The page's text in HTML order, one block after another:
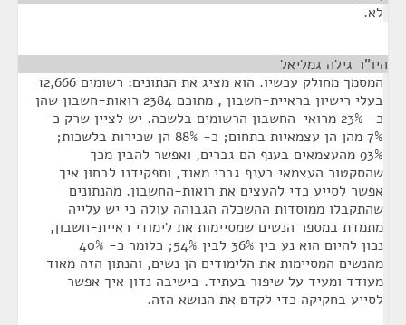
לא.
היו"ר גילה גמליאל
המסמך מחולק עכשיו. הוא מציג את הנתונים: רשומים 12,666
בעלי רישיון בראיית-חשבון , מתוכם 2384 רואות-חשבון שהן
כ- 23% מרואי-החשבון הרשומים בלשכה. יש לציין שרק כ-
7% מהן הן עצמאיות בתחום; כ- 88% הן שכירות בלשכות;
93% מהעצמאים בענף הם גברים, ואפשר להבין מכך
שהסקטור העצמאי בענף גברי מאוד, ותפקידנו לבחון איך
אפשר לסייע כדי להעצים את רואות-החשבון. מהנתונים
שהתקבלו ממוסדות ההשכלה הגבוהה עולה כי יש עלייה
מתמדת במספר הנשים שמסיימות את לימודי ראיית-חשבון,
נכון להיום הוא נע בין 36% לבין 54%; כלומר כ- 40%
מהנשים המסיימות את הלימודים הן נשים, והנתון הזה מאוד
מעודד ומעיד על שיפור בעתיד. בישיבה נדון איך אפשר
לסייע בחקיקה כדי לקדם את הנושא הזה.